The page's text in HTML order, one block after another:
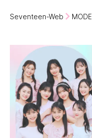
Seventeen-Web